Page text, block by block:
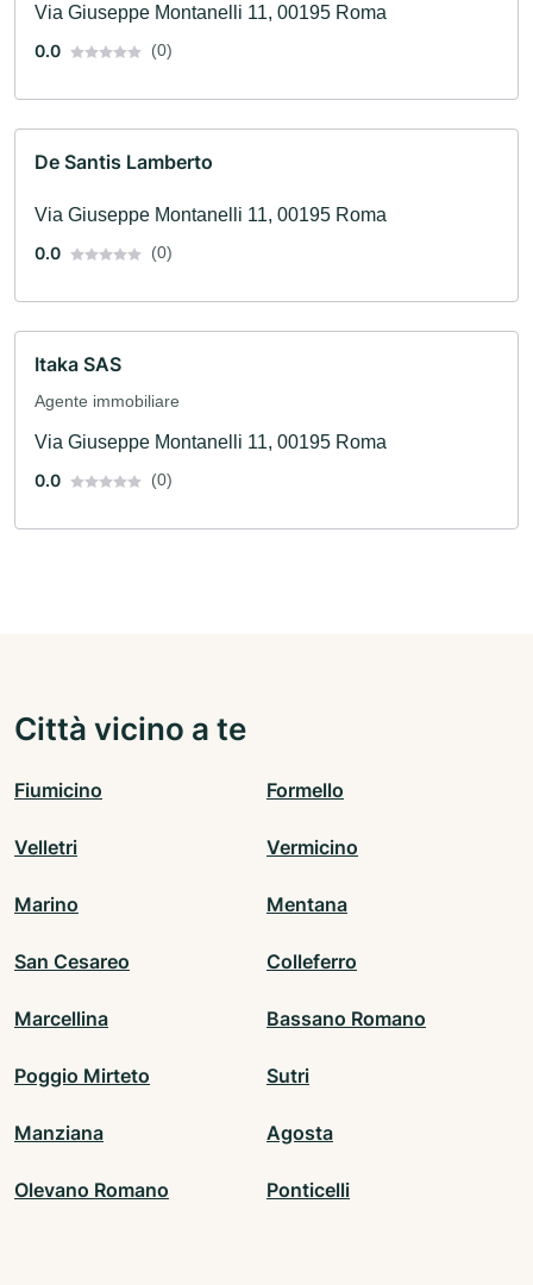
Via Giuseppe Montanelli 11, 00195 Roma
0.0
(0)
De Santis Lamberto
Via Giuseppe Montanelli 11, 00195 Roma
0.0
(0)
Itaka SAS
Agente immobiliare
Via Giuseppe Montanelli 11, 00195 Roma
0.0
(0)
Città vicino a te
Fiumicino Formello
Velletri Vermicino
Marino Mentana
San Cesareo Colleferro
Marcellina Bassano Romano
Poggio Mirteto Sutri
Manziana Agosta
Olevano Romano Ponticelli